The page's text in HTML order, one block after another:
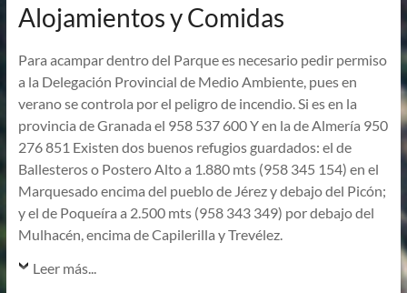
Alojamientos y Comidas
Para acampar dentro del Parque es necesario pedir permiso
a la Delegación Provincial de Medio Ambiente, pues en
verano se controla por el peligro de incendio. Si es en la
provincia de Granada el 958 537 600 Y en la de Almería 950
276 851 Existen dos buenos refugios guardados: el de
Ballesteros o Postero Alto a 1.880 mts (958 345 154) en el
Marquesado encima del pueblo de Jérez y debajo del Picón;
y el de Poqueíra a 2.500 mts (958 343 349) por debajo del
Mulhacén, encima de Capilerilla y Trevélez.
Leer más...